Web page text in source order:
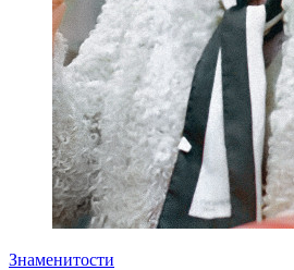
Знаменитости